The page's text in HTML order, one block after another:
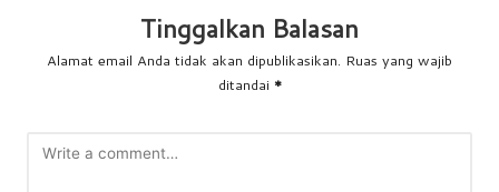
Tinggalkan Balasan
Alamat email Anda tidak akan dipublikasikan. Ruas yang wajib
ditandai *